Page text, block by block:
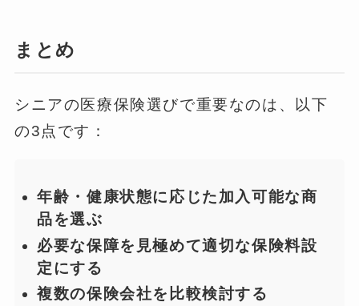
まとめ
シニアの医療保険選びで重要なのは、以下
の3点です：
年齢・健康状態に応じた加入可能な商
品を選ぶ
必要な保障を見極めて適切な保険料設
定にする
複数の保険会社を比較検討する